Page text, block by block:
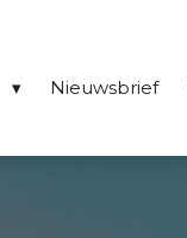
Nieuwsbrief